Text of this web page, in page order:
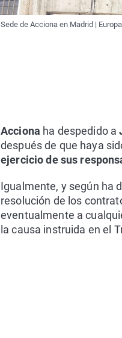
Sede de Acciona en Madrid |
Acciona ha despedido a
después de que haya
ejercicio de sus
Igualmente, y según ha
resolución de los
eventualmente a
la causa instruida en el